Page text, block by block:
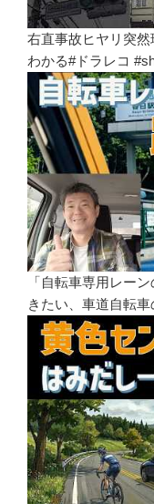
右直事故ヒヤリ突
わかる#ドラレコ
「自転車専用レー
きたい、車道自転